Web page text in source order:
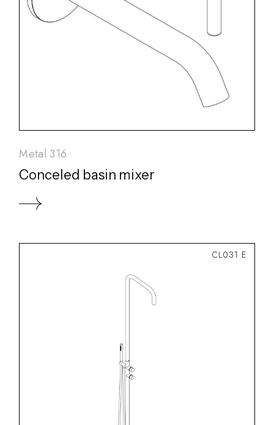
Metal 316
Conceled basin mixer
CL031 E